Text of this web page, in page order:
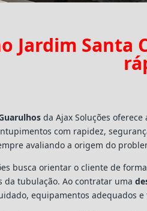
Jardim Santa
da Ajax Soluções
com rapidez,
avaliando a origem do
busca orientar o cliente de
da tubulação. Ao contratar uma
equipamentos adequados